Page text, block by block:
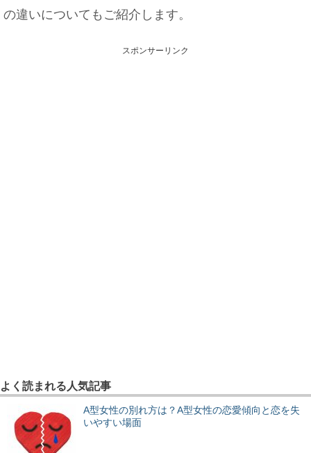
の違いについてもご紹介します。
スポンサーリンク
よく読まれる人気記事
A型女性の別れ方は？A型女性の恋愛傾向と恋を失
いやすい場面